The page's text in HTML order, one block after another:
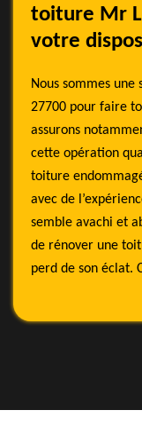
toiture Mr
votre
Nous sommes
27700 pour faire
assurons
cette opération
toiture
avec de
semble avachi et
de rénover une
perd de son éclat.